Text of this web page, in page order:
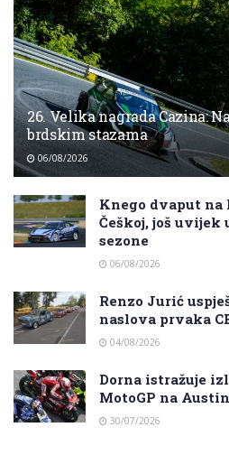
26. Velika nagrada Cazina:
brdskim stazama
06/08/2026
Knego dvaput na
Češkoj, još uvijek
sezone
06/08/2026
Renzo Jurić
naslova prvaka
04/08/2026
Dorna istražuje
MotoGP na Austin
30/07/2026